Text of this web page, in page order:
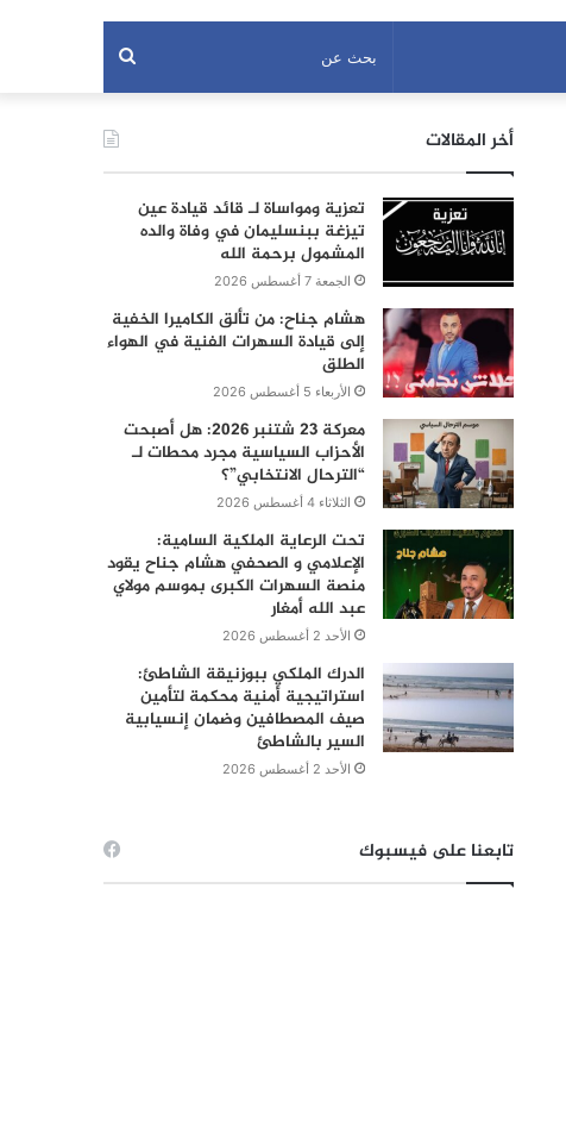
بحث
عن أخر المقالات
تعزية ومواساة لـ قائد قيادة عين
تيزغة ببنسليمان في وفاة والده
المشمول برحمة الله
الجمعة 7 أغسطس 2026
هشام جناح: من تألق الكاميرا الخفية
إلى قيادة السهرات الفنية في الهواء
الطلق
الأربعاء 5 أغسطس 2026
معركة 23 شتنبر 2026: هل أصبحت
الأحزاب السياسية مجرد محطات لـ
“الترحال الانتخابي”؟
الثلاثاء 4 أغسطس 2026
تحت الرعاية الملكية السامية:
الإعلامي و الصحفي هشام جناح يقود
منصة السهرات الكبرى بموسم مولاي
عبد الله أمغار
الأحد 2 أغسطس 2026
الدرك الملكي ببوزنيقة الشاطئ:
استراتيجية أمنية محكمة لتأمين
صيف المصطافين وضمان إنسيابية
السير بالشاطئ
الأحد 2 أغسطس 2026
تابعنا على فيسبوك